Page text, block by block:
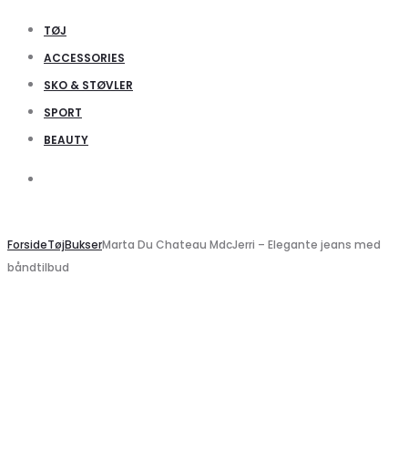
TØJ
ACCESSORIES
SKO & STØVLER
SPORT
BEAUTY
ForsideTøjBukserMarta Du Chateau MdcJerri – Elegante jeans med
båndtilbud